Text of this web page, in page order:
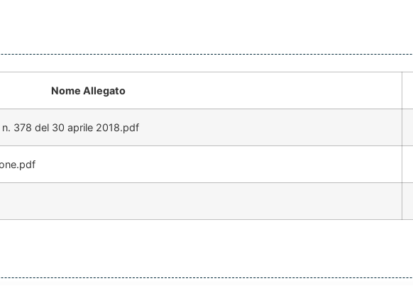
Nome Allegato
n. 378 del 30 aprile 2018.pdf